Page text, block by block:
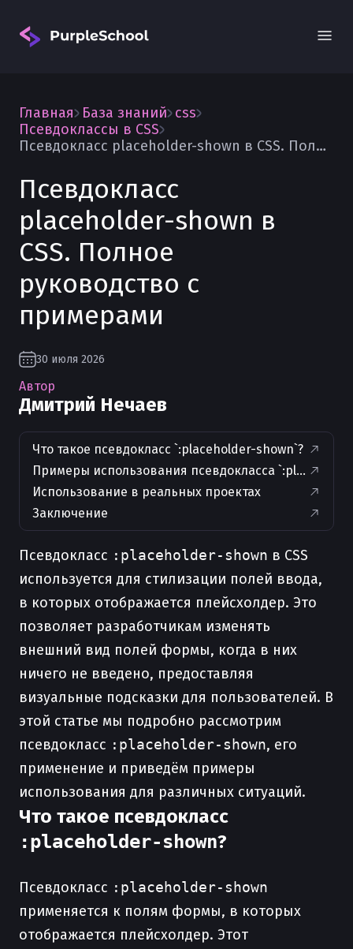
Вход
Главная База знаний css
Псевдоклассы в CSS
Псевдокласс placeholder-shown в CSS. Полное руководство с примерами
Псевдокласс
placeholder-shown в
CSS. Полное
руководство с
примерами
30 июля 2026
Автор
Дмитрий Нечаев
Что такое псевдокласс `:placeholder-shown`?
Примеры использования псевдокласса
Использование в реальных проектах
Заключение
Псевдокласс :placeholder-shown в CSS
используется для стилизации полей ввода,
в которых отображается плейсхолдер. Это
позволяет разработчикам изменять
внешний вид полей формы, когда в них
ничего не введено, предоставляя
визуальные подсказки для пользователей. В
этой статье мы подробно рассмотрим
псевдокласс :placeholder-shown, его
применение и приведём примеры
использования для различных ситуаций.
Что такое псевдокласс
:placeholder-shown?
Псевдокласс :placeholder-shown
применяется к полям формы, в которых
отображается плейсхолдер. Этот